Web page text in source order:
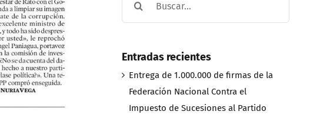
Entradas recientes
Entrega de 1.000.000 de firmas de la
Federación Nacional Contra el
Impuesto de Sucesiones al Partido